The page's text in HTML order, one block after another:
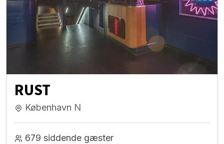
RUST
København N
679 siddende gæster